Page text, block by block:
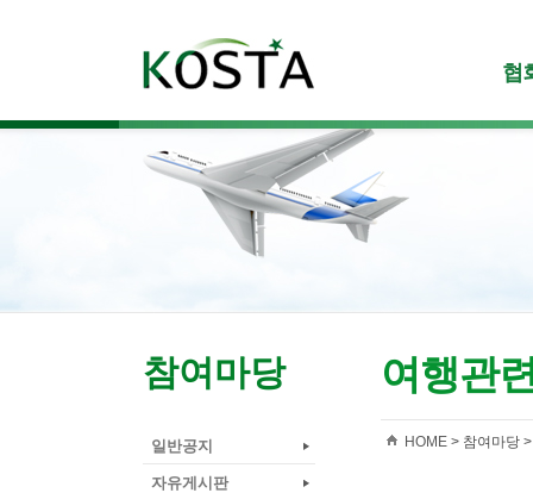
협
참여마당
일반공지
자유게시판
여행관
HOME > 참여마당